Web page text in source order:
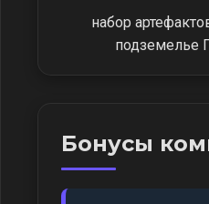
набор
подземелье
Бонусы